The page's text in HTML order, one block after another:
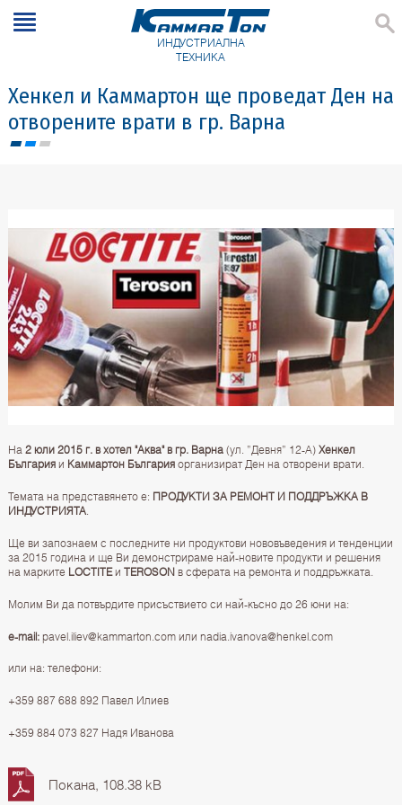
ИНДУСТРИАЛНА
ТЕХНИКА
Хенкел и Каммартон ще проведат Ден на
отворените врати в гр. Варна
На 2 юли 2015 г. в хотел "Аква" в гр. Варна(ул. ”Девня” 12-А) Хенкел
Българияи Каммартон Българияорганизират Ден на отворени врати.
Темата на представянето е: ПРОДУКТИ ЗА РЕМОНТ И ПОДДРЪЖКА В
ИНДУСТРИЯТА.
Ще ви запознаем с последните ни продуктови нововъведения и тенденции
за 2015 година и ще Ви демонстрираме най-новите продукти и решения
на марките LOCTITEи TEROSON в сферата на ремонта и поддръжката.
Молим Ви да потвърдите присъствието си най-късно до 26 юни на:
e-mail:pavel.iliev@kammarton.com или nadia.ivanova@henkel.com
или на: телефони:
+359 887 688 892 Павел Илиев
+359 884 073 827 Надя Иванова
Покана, 108.38 kB